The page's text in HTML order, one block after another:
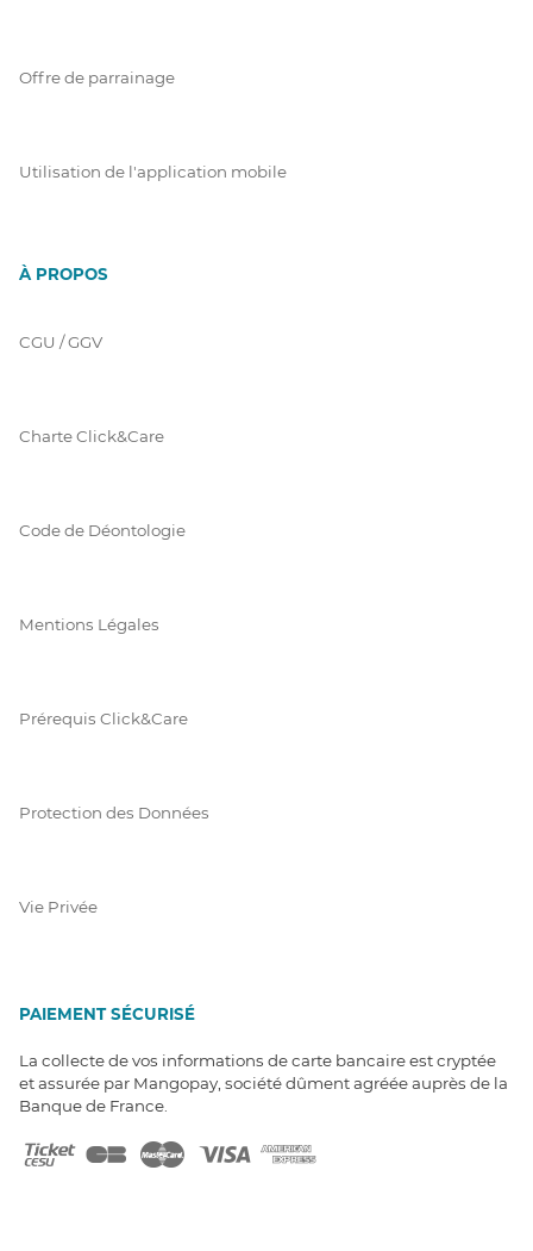
Offre de parrainage
Utilisation de l'application mobile
À PROPOS
CGU / GGV
Charte Click&Care
Code de Déontologie
Mentions Légales
Prérequis Click&Care
Protection des Données
Vie Privée
PAIEMENT SÉCURISÉ
La collecte de vos informations de carte bancaire est cryptée
et assurée par Mangopay, société dûment agréée auprès de la
Banque de France.